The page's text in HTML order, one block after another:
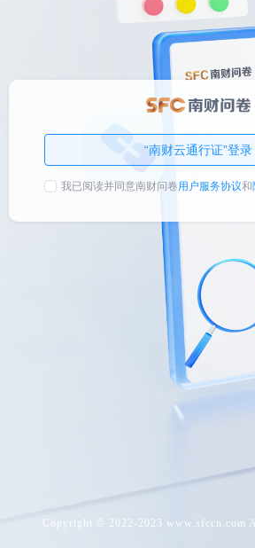
“南财云通行证”登录
我已阅读并同意南财问卷用户服务协议和
Copyright © 2022-2023 www.sfccn.com